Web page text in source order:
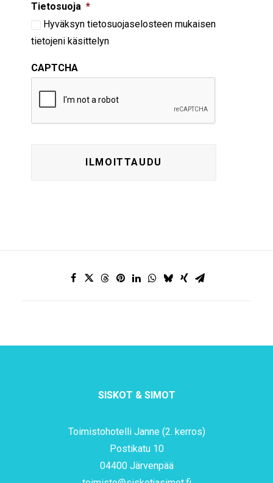
Tietosuoja *
Hyväksyn tietosuojaselosteen mukaisen
tietojeni käsittelyn
CAPTCHA
SISKOT & SIMOT
Toimistohotelli Janne (2. kerros)
Postikatu 10
04400 Järvenpää